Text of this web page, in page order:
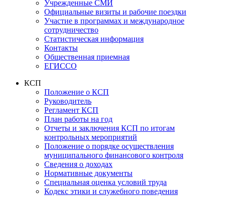
Учрежденные СМИ
Официальные визиты и рабочие поездки
Участие в программах и международное
сотрудничество
Статистическая информация
Контакты
Общественная приемная
ЕГИССО
КСП
Положение о КСП
Руководитель
Регламент КСП
План работы на год
Отчеты и заключения КСП по итогам
контрольных мероприятий
Положение о порядке осуществления
муниципального финансового контроля
Сведения о доходах
Нормативные документы
Специальная оценка условий труда
Кодекс этики и служебного поведения